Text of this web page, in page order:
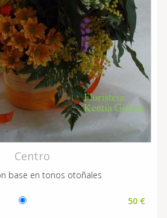
Centro
base en tonos otoñales
50 €